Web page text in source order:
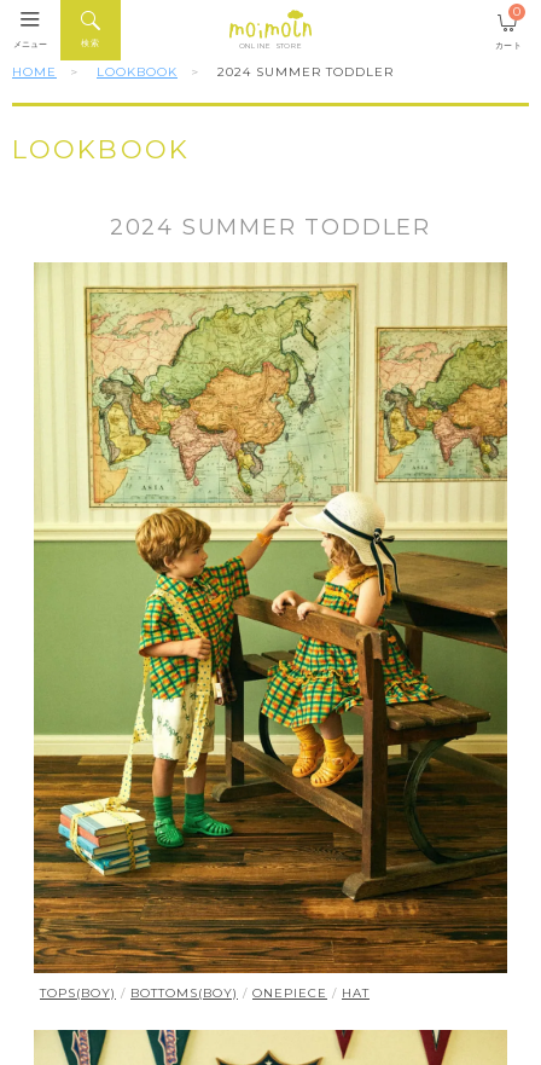
ONLINE STORE
検索
メニュー カート
0
HOME LOOKBOOK 2024 SUMMER TODDLER
LOOKBOOK
2024 SUMMER TODDLER
TOPS(BOY) / BOTTOMS(BOY) / ONEPIECE / HAT